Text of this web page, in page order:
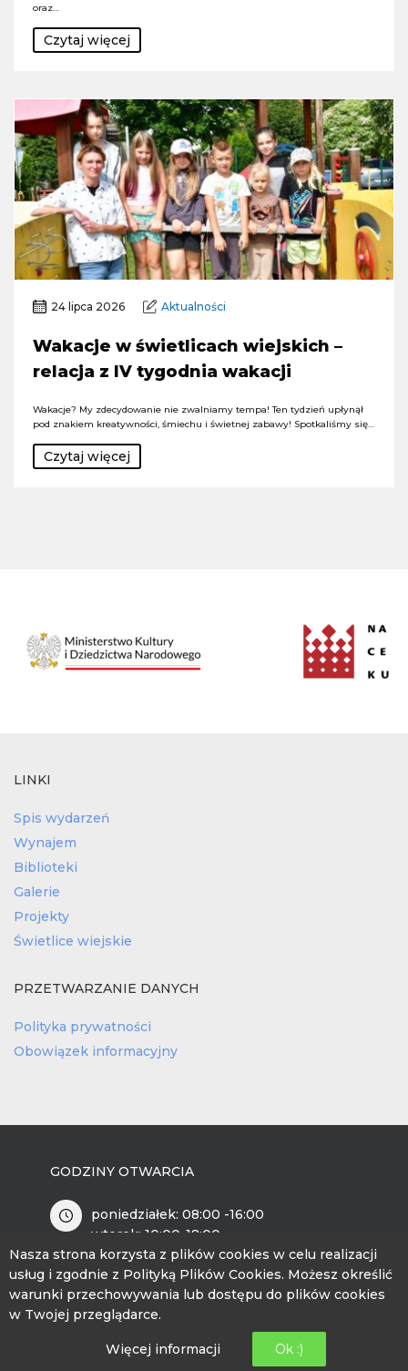
oraz…
Czytaj więcej
24 lipca 2026 Aktualności
Wakacje w świetlicach wiejskich –
relacja z IV tygodnia wakacji
Wakacje? My zdecydowanie nie zwalniamy tempa! Ten tydzień upłynął
pod znakiem kreatywności, śmiechu i świetnej zabawy! Spotkaliśmy się…
Czytaj więcej
LINKI
Spis wydarzeń
Wynajem
Biblioteki
Galerie
Projekty
Świetlice wiejskie
PRZETWARZANIE DANYCH
Polityka prywatności
Obowiązek informacyjny
GODZINY OTWARCIA
poniedziałek: 08:00 -16:00
wtorek: 10:00-18:00
środa: 08:00 – 16:00
czwartek: 08:00-16:00
piątek: 12:00- 20:00
INFORMACJE KONTAKTOWE
Nasza strona korzysta z plików cookies w celu realizacji
usług i zgodnie z Polityką Plików Cookies. Możesz określić
warunki przechowywania lub dostępu do plików cookies
w Twojej przeglądarce.
Więcej informacji Ok :)